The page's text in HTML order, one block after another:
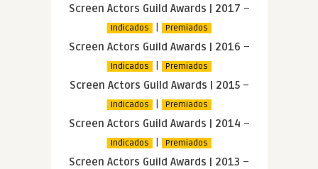
Screen Actors Guild Awards | 2017 –
Indicados | Premiados
Screen Actors Guild Awards | 2016 –
Indicados | Premiados
Screen Actors Guild Awards | 2015–
Indicados | Premiados
Screen Actors Guild Awards | 2014 –
Indicados | Premiados
Screen Actors Guild Awards | 2013 –